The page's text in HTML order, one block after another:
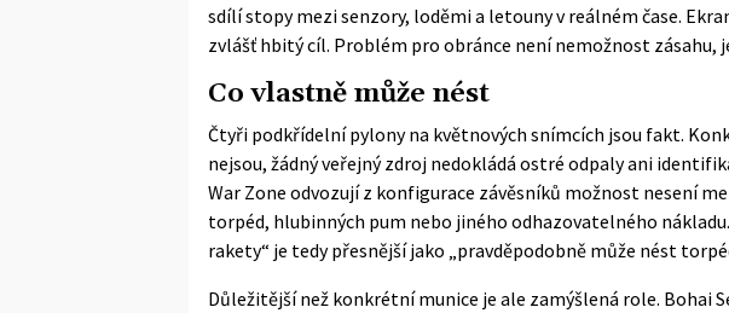
sdílí stopy mezi senzory, loděmi a letouny v reálném čase.
zvlášť hbitý cíl. Problém pro obránce není nemožnost zásahu,
Co vlastně může nést
Čtyři podkřídelní pylony na květnových snímcích jsou fakt.
nejsou, žádný veřejný zdroj nedokládá ostré odpaly ani
War Zone odvozují z konfigurace závěsníků možnost nesení
torpéd, hlubinných pum nebo jiného odhazovatelného
rakety“ je tedy přesnější jako „pravděpodobně může nést
Důležitější než konkrétní munice je ale zamýšlená role. Bohai